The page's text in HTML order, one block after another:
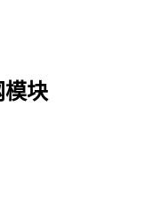
模块